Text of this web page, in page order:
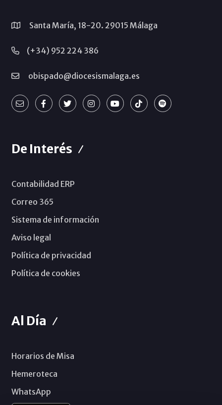
Santa María, 18-20. 29015 Málaga
(+34) 952 224 386
obispado@diocesismalaga.es
De Interés
Contabilidad ERP
Correo 365
Sistema de información
Aviso legal
Política de privacidad
Política de cookies
Al Día
Horarios de Misa
Hemeroteca
WhatsApp